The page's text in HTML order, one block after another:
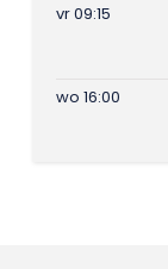
vr 09:15
wo 16:00